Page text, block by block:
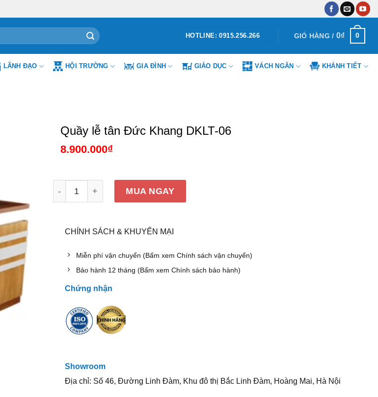
HOTLINE: 0915.256.266 GIỎ HÀNG / 0₫ 0
LÃNH ĐẠO HỘI TRƯỜNG GIA ĐÌNH GIÁO DỤC VÁCH NGĂN KHÁNH TIẾT
Quầy lễ tân Đức Khang DKLT-06
8.900.000₫
MUA NGAY
CHÍNH SÁCH & KHUYẾN MẠI
Miễn phí vận chuyển (Bấm xem Chính sách vận chuyển)
Bảo hành 12 tháng (Bấm xem Chính sách bảo hành)
Chứng nhận
Showroom
Địa chỉ: Số 46, Đường Linh Đàm, Khu đô thị Bắc Linh Đàm, Hoàng Mai, Hà Nội